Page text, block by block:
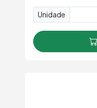
Unidade